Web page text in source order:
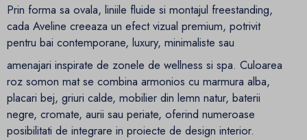
Prin forma sa ovala, liniile fluide si montajul freestanding,
cada Aveline creeaza un efect vizual premium, potrivit
pentru bai contemporane, luxury, minimaliste sau
amenajari inspirate de zonele de wellness si spa. Culoarea
roz somon mat se combina armonios cu marmura alba,
placari bej, griuri calde, mobilier din lemn natur, baterii
negre, cromate, aurii sau periate, oferind numeroase
posibilitati de integrare in proiecte de design interior.